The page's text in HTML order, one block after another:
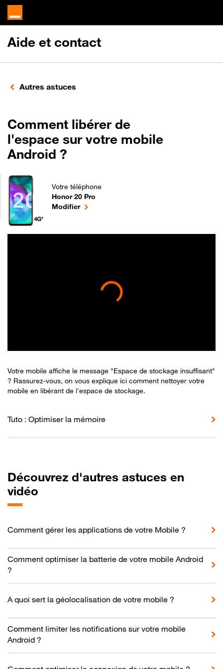
Aide et contact
Autres astuces
Comment libérer de
l'espace sur votre mobile
Android ?
Votre téléphone
Honor 20 Pro
Comment libérer de l'espace sur votre mobile
Modifierle téléphone sélectionné
Votre mobile affiche le message "Espace de stockage insuffisant"
? Rassurez-vous, on vous explique ici comment nettoyer votre
mobile en libérant de l'espace de stockage.
Tuto : Optimiser la mémoire
Découvrez d'autres astuces en
vidéo
Comment gérer les applications de votre Mobile ?
Comment optimiser la batterie de votre mobile Android
?
A quoi sert la géolocalisation de votre mobile ?
Comment limiter les notifications sur votre mobile
Android ?